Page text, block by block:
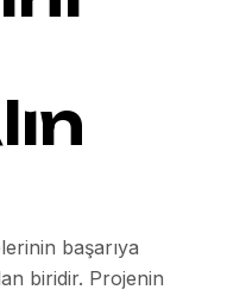
başarıya
biridir. Projenin